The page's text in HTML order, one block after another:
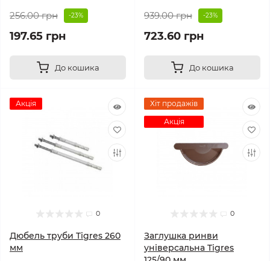
256.00 грн -23%
197.65 грн
До кошика
939.00 грн -23%
723.60 грн
До кошика
Акція
0
Дюбель труби Tigres 260
мм
Хіт продажів
Акція
0
Заглушка ринви
універсальна Tigres